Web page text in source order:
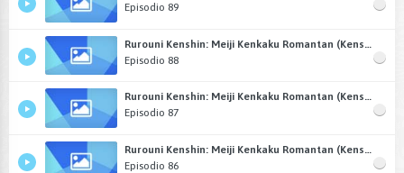
Episodio 89
Episodio 88
Rurouni Kenshin: Meiji Kenkaku Romantan (Kenshin: El Guerrero Samurái) Castellano
Episodio 87
Rurouni Kenshin: Meiji Kenkaku Romantan (Kenshin: El Guerrero Samurái) Castellano
Episodio 86